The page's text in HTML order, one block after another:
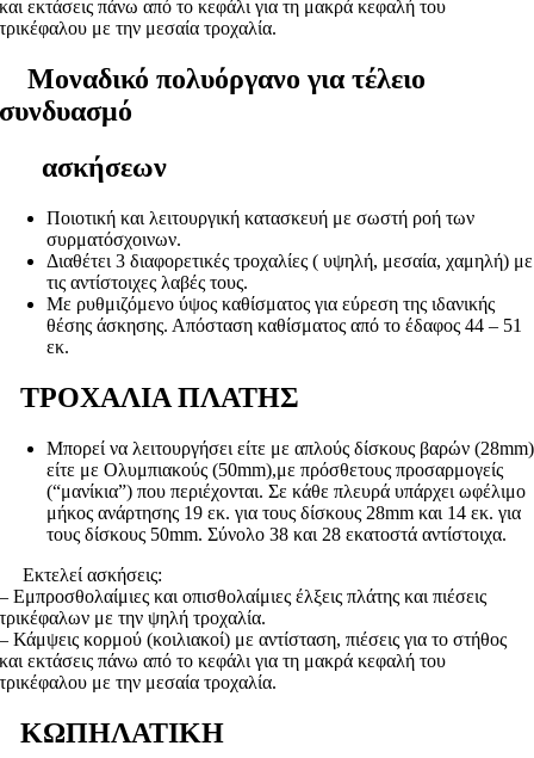
και εκτάσεις πάνω από το κεφάλι για τη μακρά κεφαλή του
τρικέφαλου με την μεσαία τροχαλία.
Μοναδικό πολυόργανο για τέλειο
συνδυασμό
ασκήσεων
Ποιοτική και λειτουργική κατασκευή με σωστή ροή των
συρματόσχοινων.
Διαθέτει 3 διαφορετικές τροχαλίες ( υψηλή, μεσαία, χαμηλή) με
τις αντίστοιχες λαβές τους.
Με ρυθμιζόμενο ύψος καθίσματος για εύρεση της ιδανικής
θέσης άσκησης. Απόσταση καθίσματος από το έδαφος 44 – 51
εκ.
ΤΡΟΧΑΛΙΑ ΠΛΑΤΗΣ
Μπορεί να λειτουργήσει είτε με απλούς δίσκους βαρών (28mm)
είτε με Ολυμπιακούς (50mm),με πρόσθετους προσαρμογείς
(“μανίκια”) που περιέχονται. Σε κάθε πλευρά υπάρχει ωφέλιμο
μήκος ανάρτησης 19 εκ. για τους δίσκους 28mm και 14 εκ. για
τους δίσκους 50mm. Σύνολο 38 και 28 εκατοστά αντίστοιχα.
Εκτελεί ασκήσεις:
– Εμπροσθολαίμιες και οπισθολαίμιες έλξεις πλάτης και πιέσεις
τρικέφαλων με την ψηλή τροχαλία.
– Κάμψεις κορμού (κοιλιακοί) με αντίσταση, πιέσεις για το στήθος
και εκτάσεις πάνω από το κεφάλι για τη μακρά κεφαλή του
τρικέφαλου με την μεσαία τροχαλία.
ΚΩΠΗΛΑΤΙΚΗ